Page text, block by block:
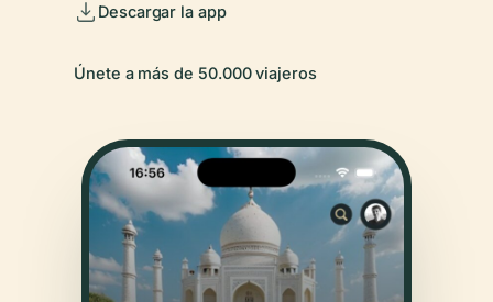
Descargar la app
Únete a más de 50.000 viajeros